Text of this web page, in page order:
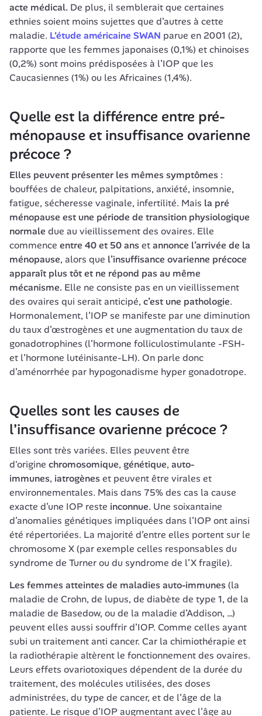
acte médical. De plus, il semblerait que certaines
ethnies soient moins sujettes que d’autres à cette
maladie. L’étude américaine SWAN parue en 2001 (2),
rapporte que les femmes japonaises (0,1%) et chinoises
(0,2%) sont moins prédisposées à l’IOP que les
Caucasiennes (1%) ou les Africaines (1,4%).
Quelle est la différence entre pré-
ménopause et insuffisance ovarienne
précoce ?
Elles peuvent présenter les mêmes symptômes :
bouffées de chaleur, palpitations, anxiété, insomnie,
fatigue, sécheresse vaginale, infertilité. Mais la pré
ménopause est une période de transition physiologique
normale due au vieillissement des ovaires. Elle
commence entre 40 et 50 ans et annonce l’arrivée de la
ménopause, alors que l’insuffisance ovarienne précoce
apparaît plus tôt et ne répond pas au même
mécanisme. Elle ne consiste pas en un vieillissement
des ovaires qui serait anticipé, c’est une pathologie.
Hormonalement, l’IOP se manifeste par une diminution
du taux d’œstrogènes et une augmentation du taux de
gonadotrophines (l’hormone folliculostimulante -FSH-
et l’hormone lutéinisante-LH). On parle donc
d’aménorrhée par hypogonadisme hyper gonadotrope.
Quelles sont les causes de
l’insuffisance ovarienne précoce ?
Elles sont très variées. Elles peuvent être
d'origine chromosomique, génétique, auto-
immunes, iatrogènes et peuvent être virales et
environnementales. Mais dans 75% des cas la cause
exacte d’une IOP reste inconnue. Une soixantaine
d’anomalies génétiques impliquées dans l’IOP ont ainsi
été répertoriées. La majorité d’entre elles portent sur le
chromosome X (par exemple celles responsables du
syndrome de Turner ou du syndrome de l’X fragile).
Les femmes atteintes de maladies auto-immunes (la
maladie de Crohn, de lupus, de diabète de type 1, de la
maladie de Basedow, ou de la maladie d’Addison, …)
peuvent elles aussi souffrir d’IOP. Comme celles ayant
subi un traitement anti cancer. Car la chimiothérapie et
la radiothérapie altèrent le fonctionnement des ovaires.
Leurs effets ovariotoxiques dépendent de la durée du
traitement, des molécules utilisées, des doses
administrées, du type de cancer, et de l’âge de la
patiente. Le risque d’IOP augmentant avec l’âge au